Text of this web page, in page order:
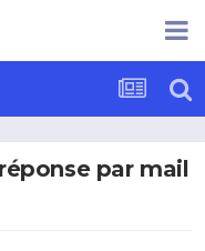
par mail